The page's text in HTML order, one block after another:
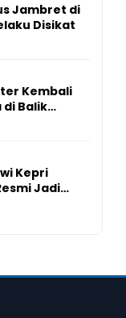
Jambret di
Disikat
Kembali
di Balik
Kepri
Jadi